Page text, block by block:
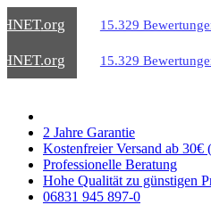
.org 15.329
.org 15.329
2 Jahre Garantie
Kostenfreier Versand ab 30€
Professionelle Beratung
Hohe Qualität zu günstigen
06831 945 897-0